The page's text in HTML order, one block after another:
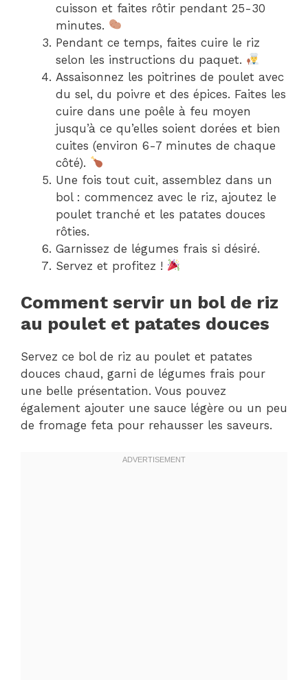
cuisson et faites rôtir pendant 25-30
minutes.
Pendant ce temps, faites cuire le riz
selon les instructions du paquet.
Assaisonnez les poitrines de poulet avec
du sel, du poivre et des épices. Faites les
cuire dans une poêle à feu moyen
jusqu’à ce qu’elles soient dorées et bien
cuites (environ 6-7 minutes de chaque
côté).
Une fois tout cuit, assemblez dans un
bol : commencez avec le riz, ajoutez le
poulet tranché et les patates douces
rôties.
Garnissez de légumes frais si désiré.
Servez et profitez !
Comment servir un bol de riz
au poulet et patates douces
Servez ce bol de riz au poulet et patates
douces chaud, garni de légumes frais pour
une belle présentation. Vous pouvez
également ajouter une sauce légère ou un peu
de fromage feta pour rehausser les saveurs.